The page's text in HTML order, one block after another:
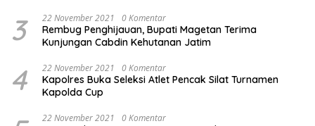
3 22 November 2021 0 Komentar
Rembug Penghijauan, Bupati Magetan Terima
Kunjungan Cabdin Kehutanan Jatim
4 22 November 2021 0 Komentar
Kapolres Buka Seleksi Atlet Pencak Silat Turnamen
Kapolda Cup
22 November 2021 0 Komentar